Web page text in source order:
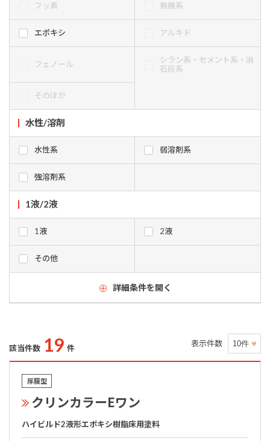
フッ素 無機系
エポキシ アルキド
フェノール
シラン系・セメント系・消
石灰系
そのほか
水性/溶剤
水性系 弱溶剤系
強溶剤系
1液/2液
1液 2液
その他
詳細条件を開く
該当件数 19 件 表示件数
厚膜型
クリンカラーEワン
ハイビルド2液形エポキシ樹脂床用塗料